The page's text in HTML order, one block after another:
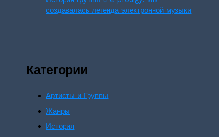
создавалась легенда электронной музыки
Категории
Артисты и Группы
Жанры
История